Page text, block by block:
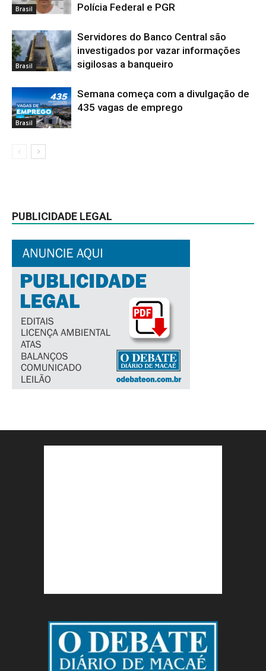
Brasil
Polícia Federal e PGR
Brasil
Servidores do Banco Central são
investigados por vazar informações
sigilosas a banqueiro
Brasil
Semana começa com a divulgação de
435 vagas de emprego
PUBLICIDADE LEGAL